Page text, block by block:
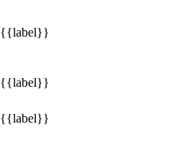
{{label}}
{{label}}
{{label}}